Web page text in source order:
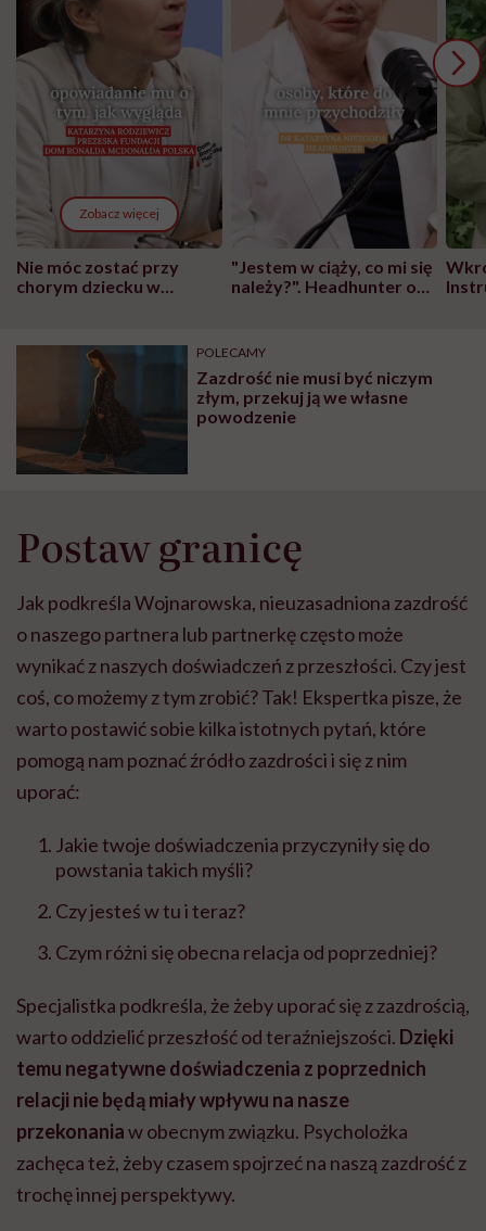
Zobacz więcej
Nie móc zostać przy
chorym dziecku w
może chyba tylko
głupota i brak
wyobraźni"
"Jestem w ciąży, co mi się
należy?". Headhunter o
pracy
POLECAMY
Zazdrość nie musi być niczym
złym, przekuj ją we własne
powodzenie
Postaw granicę
Jak podkreśla Wojnarowska, nieuzasadniona zazdrość
o naszego partnera lub partnerkę często może
wynikać z naszych doświadczeń z przeszłości. Czy jest
coś, co możemy z tym zrobić? Tak! Ekspertka pisze, że
warto postawić sobie kilka istotnych pytań, które
pomogą nam poznać źródło zazdrości i się z nim
uporać:
Jakie twoje doświadczenia przyczyniły się do
powstania takich myśli?
Czy jesteś w tu i teraz?
Czym różni się obecna relacja od poprzedniej?
Specjalistka podkreśla, że żeby uporać się z zazdrością,
warto oddzielić przeszłość od teraźniejszości. Dzięki
temu negatywne doświadczenia z poprzednich
relacji nie będą miały wpływu na nasze
przekonaniaw obecnym związku. Psycholożka
zachęca też, żeby czasem spojrzeć na naszą zazdrość z
trochę innej perspektywy.